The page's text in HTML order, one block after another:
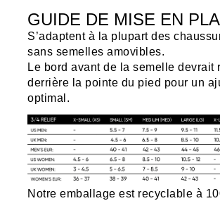
GUIDE DE MISE EN
S’adaptent à la plupart des
sans semelles amovibles.
Le bord avant de la semelle devrait
derrière la pointe du pied pour un
optimal.
Notre emballage est recyclable à